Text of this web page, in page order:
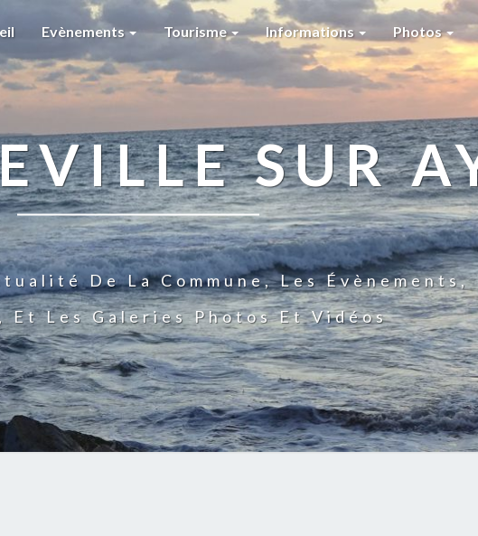
Evènements Tourisme Informations Photos
SUR
De La Commune, Les
Les Galeries Photos Et Vidéos